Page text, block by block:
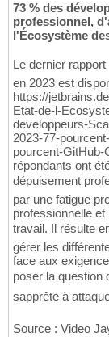
73 % des
professionnel,
l'Écosystème
Le dernier rapport
en 2023 est
https://
Etat-de-l-
developpeurs-
2023-77-
pourcent-GitHub-
répondants ont
dépuisement
par une fatigue
professionnelle
travail. Il résulte
gérer les
face aux
poser la question
sapprête à
Source : Video